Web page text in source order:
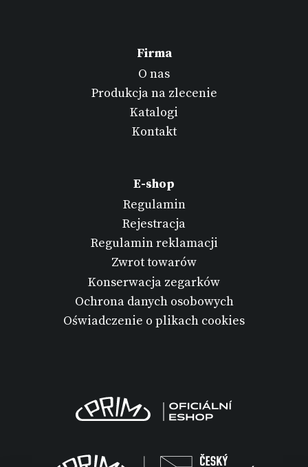
Firma
O nas
Produkcja na zlecenie
Katalogi
Kontakt
E-shop
Regulamin
Rejestracja
Regulamin reklamacji
Zwrot towarów
Konserwacja zegarków
Ochrona danych osobowych
Oświadczenie o plikach cookies